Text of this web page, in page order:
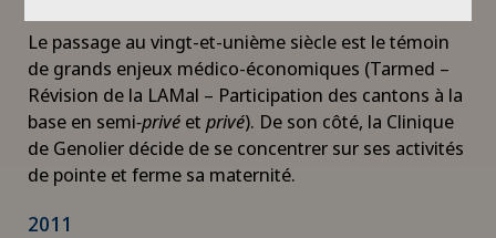
Le passage au vingt-et-unième siècle est le témoin
de grands enjeux médico-économiques (Tarmed –
Révision de la LAMal – Participation des cantons à la
base en semi-privé et privé). De son côté, la Clinique
de Genolier décide de se concentrer sur ses activités
de pointe et ferme sa maternité.
2011